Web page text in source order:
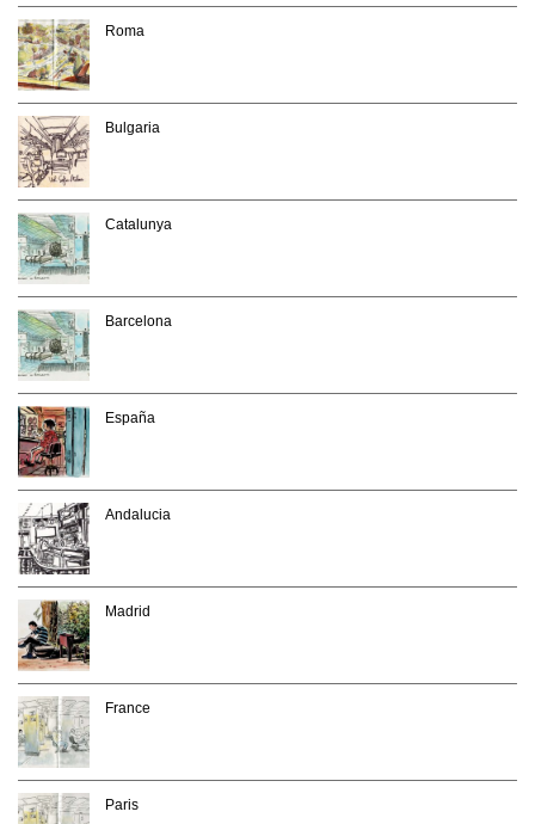
Roma
Bulgaria
Catalunya
Barcelona
España
Andalucia
Madrid
France
Paris